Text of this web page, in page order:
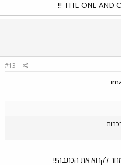
#13
לקרוא את הכתבה!!!